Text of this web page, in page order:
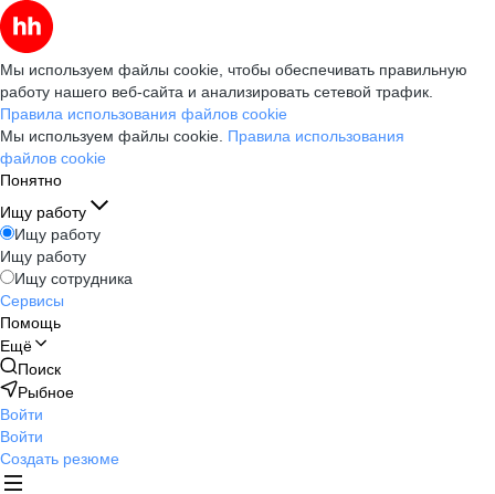
Мы используем файлы cookie, чтобы обеспечивать правильную
работу нашего веб-сайта и анализировать сетевой трафик.
Правила использования файлов cookie
Мы используем файлы cookie. Правила использования
файлов cookie
Понятно
Ищу работу
Ищу работу
Ищу работу
Ищу сотрудника
Сервисы
Помощь
Ещё
Поиск
Рыбное
Войти
Войти
Создать резюме